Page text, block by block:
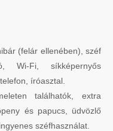
(felár ellenében), széf
Wi-Fi, síkképernyős
íróasztal.
találhatók, extra
és papucs, üdvözlő
széfhasználat.